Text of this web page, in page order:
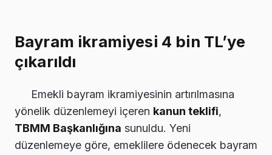
Bayram ikramiyesi 4 bin TL’ye
çıkarıldı
Emekli bayram ikramiyesinin artırılmasına
yönelik düzenlemeyi içeren kanun teklifi,
TBMM Başkanlığına sunuldu. Yeni
düzenlemeye göre, emeklilere ödenecek bayram